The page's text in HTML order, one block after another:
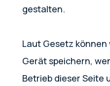
gestalten.
Laut Gesetz können
Gerät speichern,
Betrieb dieser Seite